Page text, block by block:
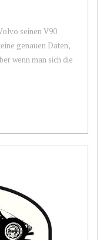
seinen V90
genauen Daten,
wenn man sich die